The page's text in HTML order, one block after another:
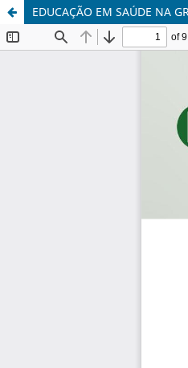
EDUCAÇÃO EM SAÚDE NA